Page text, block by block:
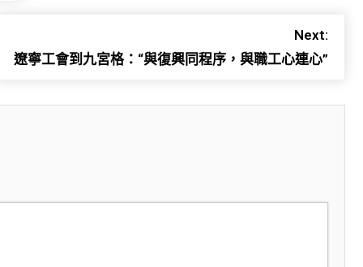
Next:
遼寧工會到九宮格：“與復興同程序，與職工心連心”